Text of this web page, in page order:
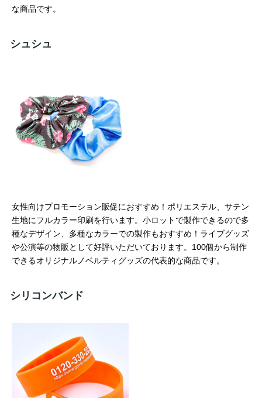
な商品です。
シュシュ
女性向けプロモーション販促におすすめ！ポリエステル、サテン
生地にフルカラー印刷を行います。小ロットで製作できるので多
種なデザイン、多種なカラーでの製作もおすすめ！ライブグッズ
や公演等の物販として好評いただいております。100個から制作
できるオリジナルノベルティグッズの代表的な商品です。
シリコンバンド